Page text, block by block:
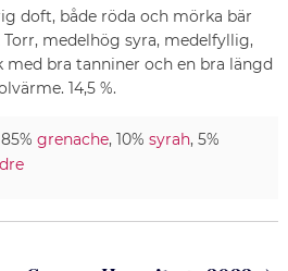
doft, både röda och mörka bär
medelhög syra, medelfyllig,
med bra tanniner och en bra längd
14,5 %.
grenache, 10% syrah, 5%